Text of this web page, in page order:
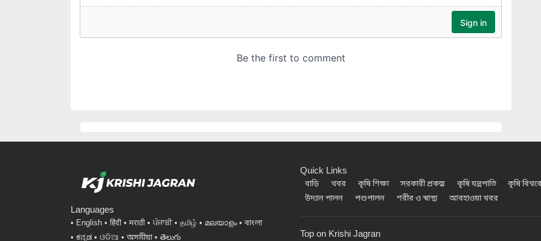
Languages
English हिंदी मराठी ਪੰਜਾਬੀ தமிழ்
ಕನ್ನಡ
ଓଡିଆ অসমীয়া తెలుగు
Quick Links
বাড়ি কৃষি শিক্ষা সরকারী প্রকল্প কৃষি যন্ত্রপাতি
কৃষি
উদ্যান পালন
শরীর ও স্বাস্থ্য
Top on Krishi Jagran